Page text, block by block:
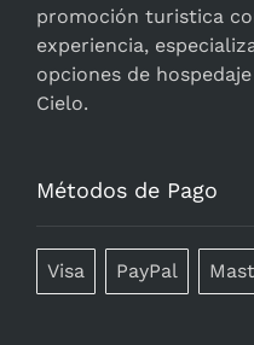
promoción turistica
experiencia,
opciones de
Cielo.
Métodos de Pago
Visa PayPal